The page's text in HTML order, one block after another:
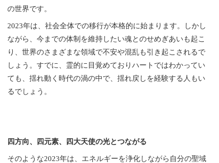
の世界です。
2023年は、社会全体での移行が本格的に始まります。しかし
ながら、今までの体制を維持したい魂とのせめぎあいも起こ
り、世界のさまざまな領域で不安や混乱も引き起こされるで
しょう。すでに、霊的に目覚めておりハートではわかってい
ても、揺れ動く時代の渦の中で、揺れ戻しを経験する人もい
るでしょう。
四方向、四元素、四大天使の光とつながる
そのような2023年は、エネルギーを浄化しながら自分の聖域